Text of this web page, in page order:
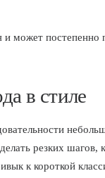
может постепенно
в стиле
резких шагов,
к короткой